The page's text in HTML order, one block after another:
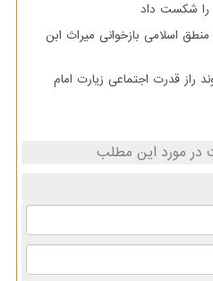
را شکست داد
اسلامی بازخوانی میراث ابن
راز قدرت اجتماعی زیارت امام
در مورد این مطلب